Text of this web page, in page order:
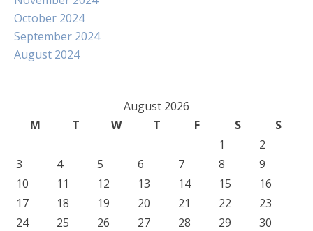
October 2024
September 2024
August 2024
August 2026
M
T W T F S
S
1
2
3
4 5 6 7 8
9
10
11 12 13 14 15
16
17
18 19 20 21 22
23
24
25 26 27 28 29
30